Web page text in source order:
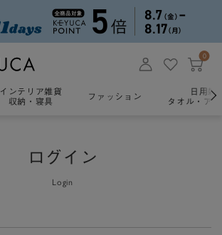
0
インテリア雑貨
収納・寝具
ファッション
日用雑
タオル・ア
ログイン
Login